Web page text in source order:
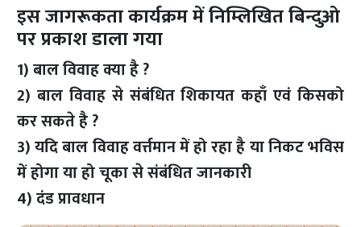
इस जागरूकता कार्यक्रम में निम्लिखित बिन्दुओ
पर प्रकाश डाला गया
1) बाल विवाह क्या है ?
2) बाल विवाह से संबंधित शिकायत कहाँ एवं किसको
कर सकते है ?
3) यदि बाल विवाह वर्त्तमान में हो रहा है या निकट भविस
में होगा या हो चूका से संबंधित जानकारी
4) दंड प्रावधान